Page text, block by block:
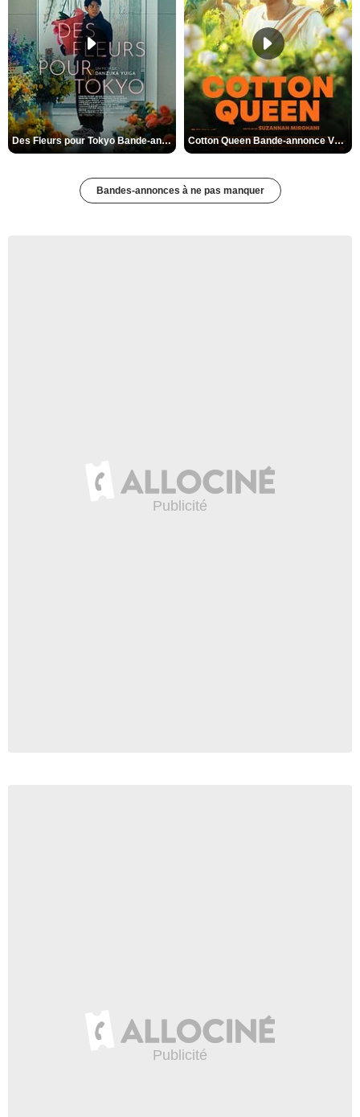
Des Fleurs pour Tokyo Bande-annonce VO STFR Cotton Queen Bande-annonce VO STFR
Bandes-annonces à ne pas manquer